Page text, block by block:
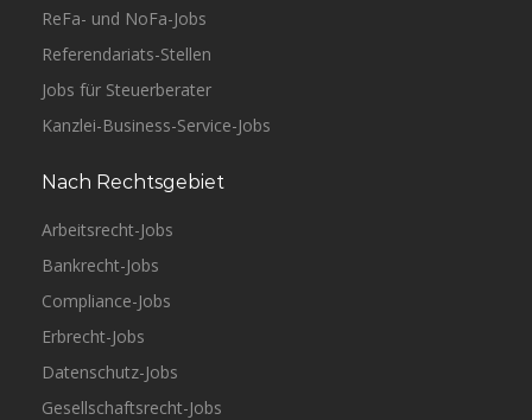
ReFa- und NoFa-Jobs
Referendariats-Stellen
Jobs für Steuerberater
Kanzlei-Business-Service-Jobs
Nach Rechtsgebiet
Arbeitsrecht-Jobs
Bankrecht-Jobs
Compliance-Jobs
Erbrecht-Jobs
Datenschutz-Jobs
Gesellschaftsrecht-Jobs